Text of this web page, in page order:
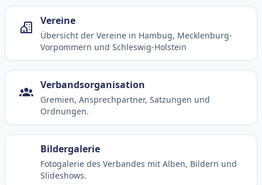
Vereine
Übersicht der Vereine in Hambug, Mecklenburg-
Vorpommern und Schleswig-Holstein
Verbandsorganisation
Gremien, Ansprechpartner, Satzungen und
Ordnungen.
Bildergalerie
Fotogalerie des Verbandes mit Alben, Bildern und
Slideshows.